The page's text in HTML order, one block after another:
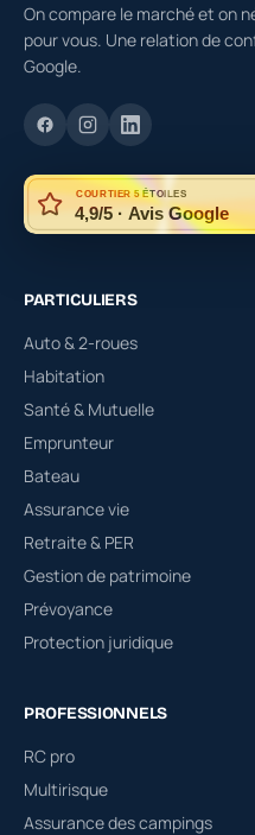
On compare le marché et on
pour vous. Une relation de
Google.
COURTIER 5 ÉTOILES
4,9/5 · Avis Google
PARTICULIERS
Auto & 2-roues
Habitation
Santé & Mutuelle
Emprunteur
Bateau
Assurance vie
Retraite & PER
Gestion de patrimoine
Prévoyance
Protection juridique
PROFESSIONNELS
RC pro
Multirisque
Assurance des campings